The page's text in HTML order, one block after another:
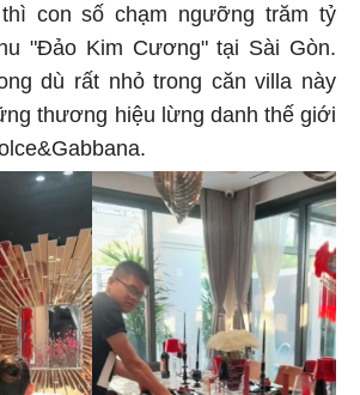
con số chạm ngưỡng trăm tỷ
"Đảo Kim Cương" tại Sài Gòn.
dù rất nhỏ trong căn villa này
thương hiệu lừng danh thế giới